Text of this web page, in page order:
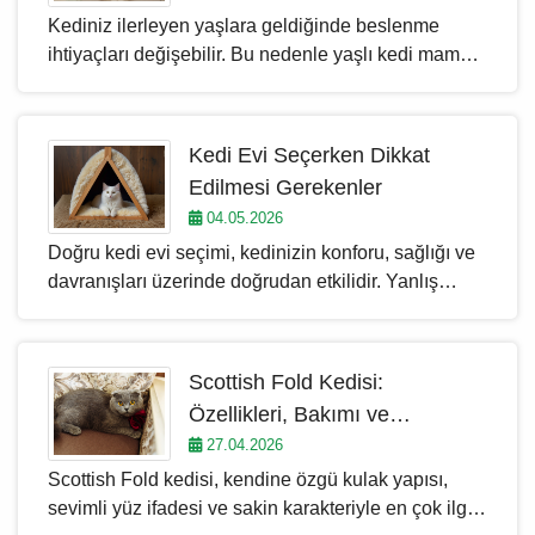
ortamında hem de bireysel yaşamda rahatlıkla
uyum sağlayabilirler.
Kediniz ilerleyen yaşlara geldiğinde beslenme
ihtiyaçları değişebilir. Bu nedenle yaşlı kedi maması
yapısı, tüy sağlığı ve sindirim hassasiyeti de göz
önünde bulundurulmalıdır. Yaşlı kedilerde günlük
enerji ihtiyacı azalabilir, mama seçiciliği artabilir ve
ani mama değişimlerine karşı daha hassas tepkiler
görülebilir.
Kedi Evi Seçerken Dikkat
Edilmesi Gerekenler
04.05.2026
Doğru kedi evi seçimi, kedinizin konforu, sağlığı ve
davranışları üzerinde doğrudan etkilidir. Yanlış
Bu nedenle seçim yaparken yalnızca görünüm
değil; boyut, malzeme kalitesi, kullanım alanı ve
kedi evi fiyatları gibi kriterler birlikte
değerlendirilmelidir. Ev içinde kullanılan bir kedi
yatağı ile dış mekân için tercih edilen bir kedi
kulübesi arasında ciddi farklar vardır ve her iki
Scottish Fold Kedisi:
Özellikleri, Bakımı ve
Beslenmesi
27.04.2026
Scottish Fold kedisi, kendine özgü kulak yapısı,
sevimli yüz ifadesi ve sakin karakteriyle en çok ilgi